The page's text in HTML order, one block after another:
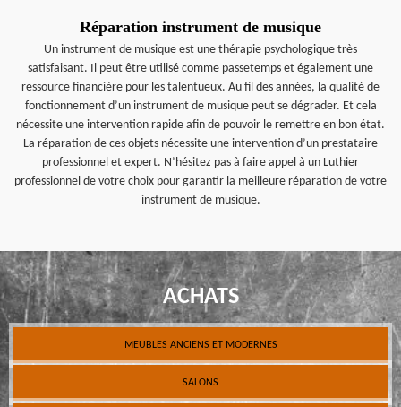
Réparation instrument de musique
Un instrument de musique est une thérapie psychologique très
satisfaisant. Il peut être utilisé comme passetemps et également une
ressource financière pour les talentueux. Au fil des années, la qualité de
fonctionnement d’un instrument de musique peut se dégrader. Et cela
nécessite une intervention rapide afin de pouvoir le remettre en bon état.
La réparation de ces objets nécessite une intervention d’un prestataire
professionnel et expert. N’hésitez pas à faire appel à un Luthier
professionnel de votre choix pour garantir la meilleure réparation de votre
instrument de musique.
ACHATS
MEUBLES ANCIENS ET MODERNES
SALONS